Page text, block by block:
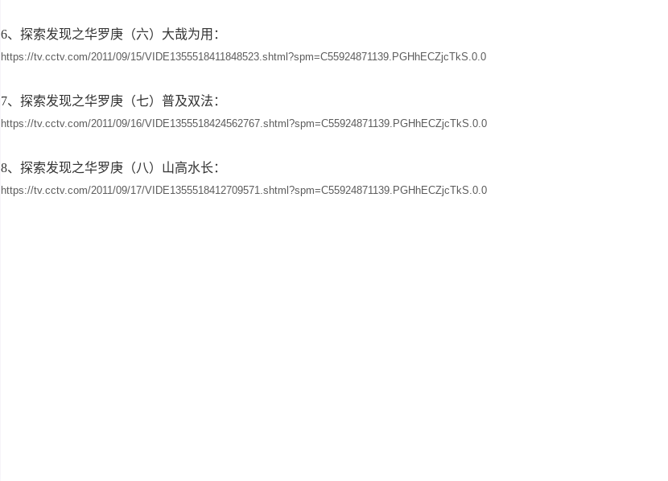
6、 探索发现之华罗庚（六） 大哉为用 ：
https://tv.cctv.com/2011/09/15/VIDE1355518411848523.shtml?spm=C55924871139.PGHhECZjcTkS.0.0
7、 探索发现之华罗庚（七） 普及双法 ：
https://tv.cctv.com/2011/09/16/VIDE1355518424562767.shtml?spm=C55924871139.PGHhECZjcTkS.0.0
8、 探索发现之华罗庚（八） 山高水长：
https://tv.cctv.com/2011/09/17/VIDE1355518412709571.shtml?spm=C55924871139.PGHhECZjcTkS.0.0